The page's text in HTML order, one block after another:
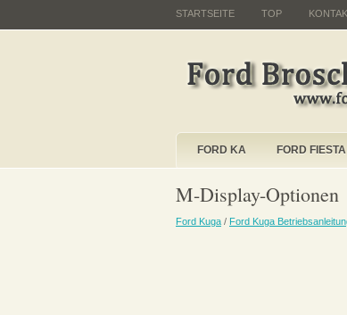
STARTSEITE TOP
FORD KA FORD FIESTA
M-Display-Optionen
Ford Kuga / Ford Kuga